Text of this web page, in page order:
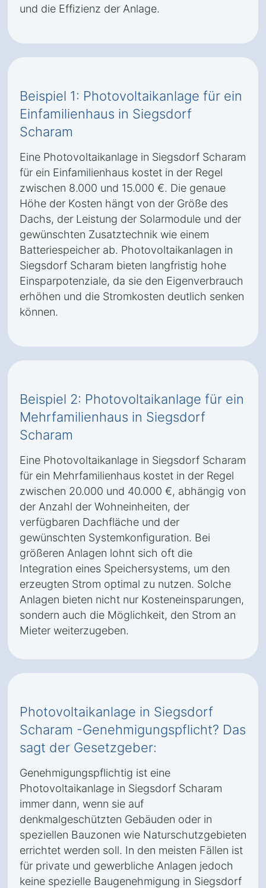
und die Effizienz der Anlage.
Beispiel 1: Photovoltaikanlage für ein
Einfamilienhaus in Siegsdorf
Scharam
Eine Photovoltaikanlage in Siegsdorf Scharam
für ein Einfamilienhaus kostet in der Regel
zwischen 8.000 und 15.000 €. Die genaue
Höhe der Kosten hängt von der Größe des
Dachs, der Leistung der Solarmodule und der
gewünschten Zusatztechnik wie einem
Batteriespeicher ab. Photovoltaikanlagen in
Siegsdorf Scharam bieten langfristig hohe
Einsparpotenziale, da sie den Eigenverbrauch
erhöhen und die Stromkosten deutlich senken
können.
Beispiel 2: Photovoltaikanlage für ein
Mehrfamilienhaus in Siegsdorf
Scharam
Eine Photovoltaikanlage in Siegsdorf Scharam
für ein Mehrfamilienhaus kostet in der Regel
zwischen 20.000 und 40.000 €, abhängig von
der Anzahl der Wohneinheiten, der
verfügbaren Dachfläche und der
gewünschten Systemkonfiguration. Bei
größeren Anlagen lohnt sich oft die
Integration eines Speichersystems, um den
erzeugten Strom optimal zu nutzen. Solche
Anlagen bieten nicht nur Kosteneinsparungen,
sondern auch die Möglichkeit, den Strom an
Mieter weiterzugeben.
Photovoltaikanlage in Siegsdorf
Scharam -Genehmigungspflicht? Das
sagt der Gesetzgeber:
Genehmigungspflichtig ist eine
Photovoltaikanlage in Siegsdorf Scharam
immer dann, wenn sie auf
denkmalgeschützten Gebäuden oder in
speziellen Bauzonen wie Naturschutzgebieten
errichtet werden soll. In den meisten Fällen ist
für private und gewerbliche Anlagen jedoch
keine spezielle Baugenehmigung in Siegsdorf